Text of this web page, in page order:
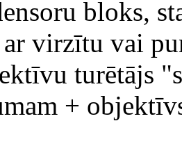
bloks,
virzītu vai
turētājs
+